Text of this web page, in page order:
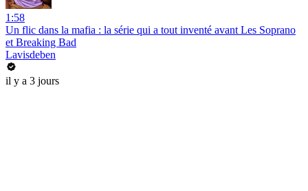
1:58
Un flic dans la mafia : la série qui a tout inventé avant Les Soprano
et Breaking Bad
Lavisdeben
il y a 3 jours